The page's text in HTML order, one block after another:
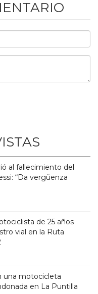
al fallecimiento del
“Da vergüenza
de 25 años
vial en la Ruta
una motocicleta
en La Puntilla